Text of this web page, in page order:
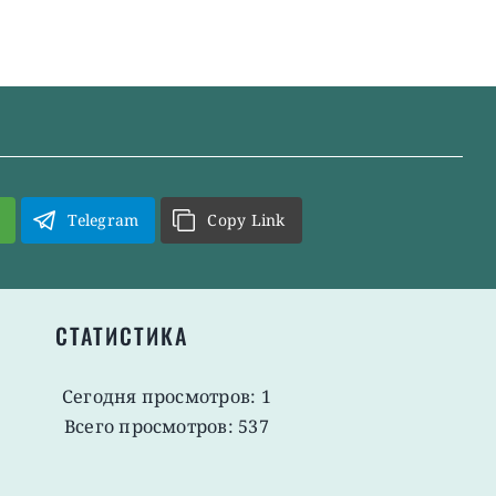
Telegram Copy Link
СТАТИСТИКА
Сегодня просмотров: 1
Всего просмотров: 537